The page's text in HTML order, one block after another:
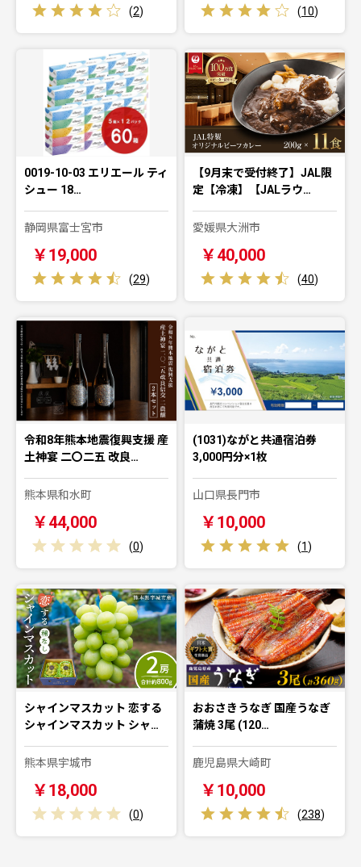
(2) (10)
0019-10-03 エリエール ティ
シュー 18…
静岡県富士宮市
￥19,000
(29)
【9月末で受付終了】JAL限
定【冷凍】【JALラウ…
愛媛県大洲市
￥40,000
(40)
令和8年熊本地震復興支援 産
土神宴 二〇二五 改良…
熊本県和水町
￥44,000
(0)
(1031)ながと共通宿泊券
3,000円分×1枚
山口県長門市
￥10,000
(1)
シャインマスカット 恋する
シャインマスカット シャ…
熊本県宇城市
￥18,000
(0)
おおさきうなぎ 国産うなぎ
蒲焼 3尾 (120…
鹿児島県大崎町
￥10,000
(238)